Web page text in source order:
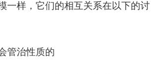
一样，它们的相互关系在以下的讨
管治性质的